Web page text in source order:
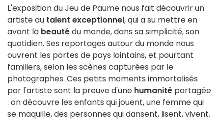
L'exposition du Jeu de Paume nous fait découvrir un
artiste au talent exceptionnel, qui a su mettre en
avant la beautédu monde, dans sa simplicité, son
quotidien. Ses reportages autour du monde nous
ouvrent les portes de pays lointains, et pourtant
familiers, selon les scènes capturées par le
photographes. Ces petits moments immortalisés
par l'artiste sont la preuve d'une humanité partagée
: on découvre les enfants qui jouent, une femme qui
se maquille, des personnes qui dansent, lisent, vivent.